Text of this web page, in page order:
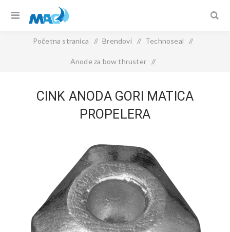
Početna stranica / Brendovi / Technoseal /
Anode za bow thruster /
CINK ANODA GORI MATICA
PROPELERA